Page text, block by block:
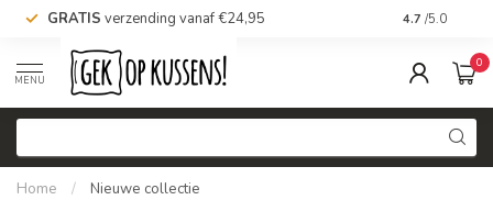
GRATIS verzending vanaf €24,95 Voor 16.00
4.7 /5.0
MENU
0
Home / Nieuwe collectie